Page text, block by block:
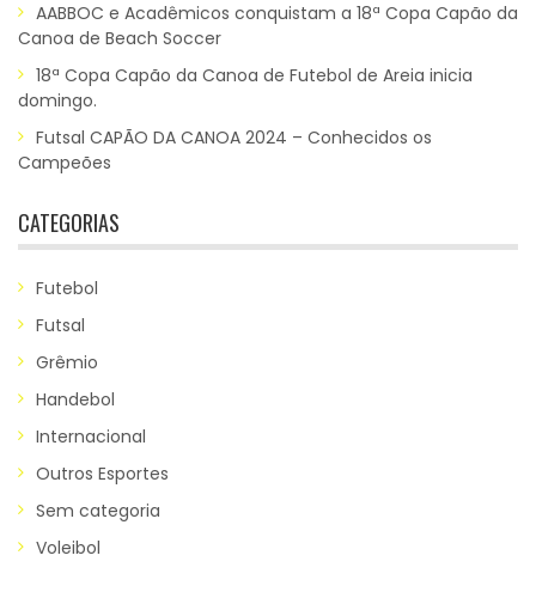
AABBOC e Acadêmicos conquistam a 18ª Copa Capão da
Canoa de Beach Soccer
18ª Copa Capão da Canoa de Futebol de Areia inicia
domingo.
Futsal CAPÃO DA CANOA 2024 – Conhecidos os
Campeões
CATEGORIAS
Futebol
Futsal
Grêmio
Handebol
Internacional
Outros Esportes
Sem categoria
Voleibol